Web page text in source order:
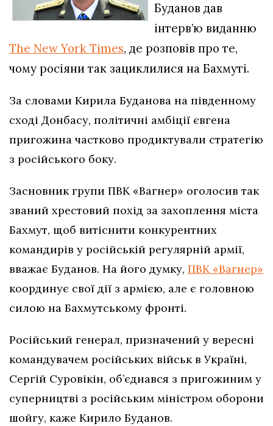
Буданов дав
інтерв’ю виданню
The New York Times, де розповів про те,
чому росіяни так зациклилися на Бахмуті.
За словами Кирила Буданова на південному
сході Донбасу, політичні амбіції євгена
пригожина частково продиктували стратегію
з російського боку.
Засновник групи ПВК «Вагнер» оголосив так
званий хрестовий похід за захоплення міста
Бахмут, щоб витіснити конкурентних
командирів у російській регулярній армії,
вважає Буданов. На його думку, ПВК «Вагнер»
координує свої дії з армією, але є головною
силою на Бахмутському фронті.
Російський генерал, призначений у вересні
командувачем російських військ в Україні,
Сергій Суровікін, об’єднався з пригожиним у
суперництві з російським міністром оборони
шойгу, каже Кирило Буданов.